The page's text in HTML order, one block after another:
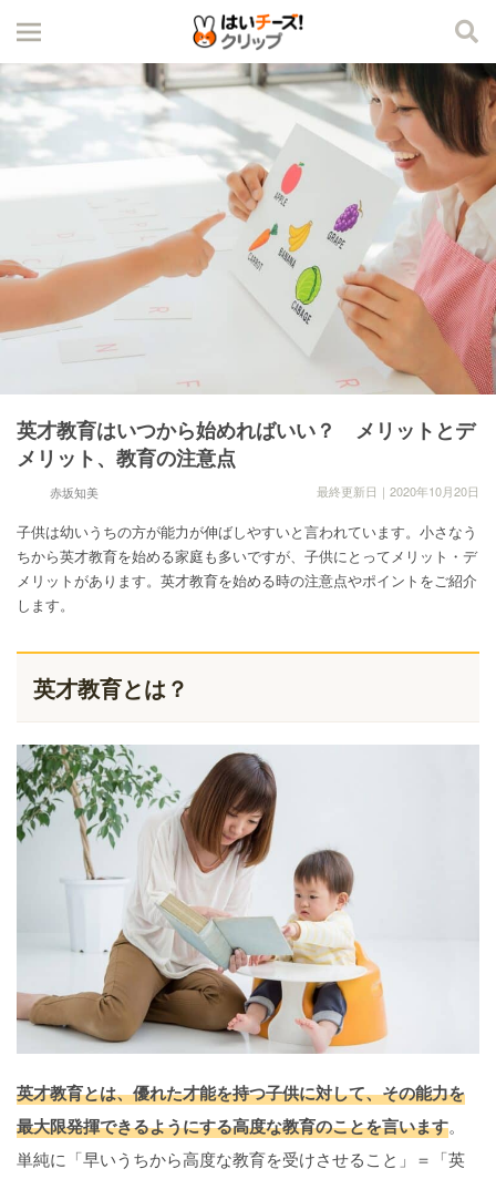
英才教育はいつから始めればいい？ メリットとデ
メリット、教育の注意点
赤坂知美 最終更新日｜2020年10月20日
子供は幼いうちの方が能力が伸ばしやすいと言われています。小さなう
ちから英才教育を始める家庭も多いですが、子供にとってメリット・デ
メリットがあります。英才教育を始める時の注意点やポイントをご紹介
します。
英才教育とは？
英才教育とは、優れた才能を持つ子供に対して、その能力を
最大限発揮できるようにする高度な教育のことを言います。
単純に「早いうちから高度な教育を受けさせること」＝「英